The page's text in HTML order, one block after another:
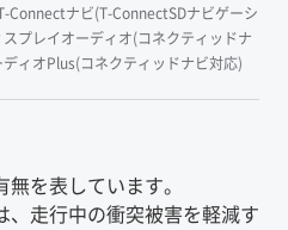
ナビ(T-ConnectSDナビゲーシ
プレイオーディオ(コネクティッドナ
ィオPlus(コネクティッドナビ対応)
を表しています。
走行中の衝突被害を軽減す